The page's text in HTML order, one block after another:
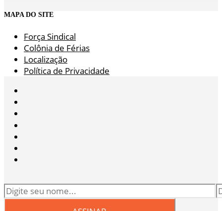
MAPA DO SITE
Força Sindical
Colônia de Férias
Localização
Política de Privacidade